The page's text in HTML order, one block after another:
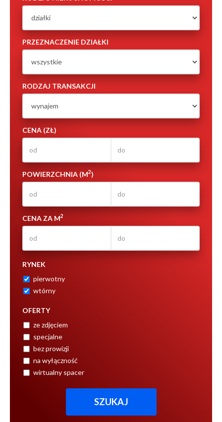
PRZEZNACZENIE DZIAŁKI
RODZAJ TRANSAKCJI
CENA (ZŁ)
POWIERZCHNIA (M2)
CENA ZA M2
RYNEK
pierwotny
wtórny
OFERTY
ze zdjęciem
specjalne
bez prowizji
na wyłączność
wirtualny spacer